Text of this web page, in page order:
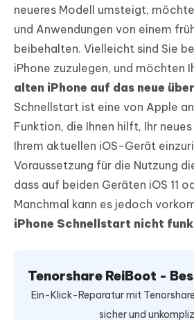
neueres Modell umsteigt,
und Anwendungen von einem
beibehalten. Vielleicht sind Sie
iPhone zuzulegen, und möchten
alten iPhone auf das neue
Schnellstart ist eine von Apple
Funktion, die Ihnen hilft, Ihr
Ihrem aktuellen iOS-Gerät
Voraussetzung für die Nutzung
dass auf beiden Geräten iOS 11
Manchmal kann es jedoch
iPhone Schnellstart nicht
Tenorshare ReiBoot -
Ein-Klick-Reparatur mit
sicher und